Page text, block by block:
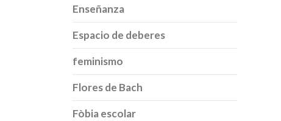
Enseñanza
Espacio de deberes
feminismo
Flores de Bach
Fòbia escolar